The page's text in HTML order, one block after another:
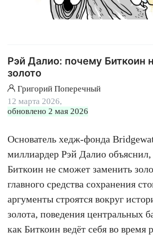
Рэй Далио: почему Биткоин
золото
Григорий Поперечный
12 марта 2026,
обновлено 2 мая 2026
Основатель хедж-фонда
миллиардер Рэй Далио
Биткоин не сможет заменить
главного средства сохранения
аргументы строятся вокруг
золота, поведения центральных
как Биткоин ведёт себя во время